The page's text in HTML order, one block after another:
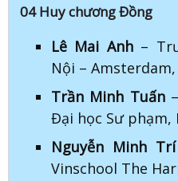
04 Huy chương Đồng
Lê Mai Anh–
Nội –
Trần Minh Tuấn
Đại học Sư phạm,
Nguyễn Minh Trí
Vinschool The